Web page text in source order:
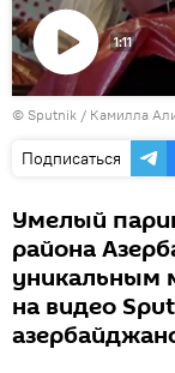
Воспроизвести
видео
1:11
© Sputnik / Камилла
Подписаться
Умелый
района
уникальным
на видео